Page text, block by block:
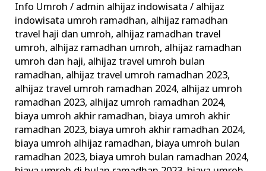
Info Umroh / admin alhijaz indowisata/ alhijaz
indowisata umroh ramadhan, alhijaz ramadhan
travel haji dan umroh, alhijaz ramadhan travel
umroh, alhijaz ramadhan umroh, alhijaz ramadhan
umroh dan haji, alhijaz travel umroh bulan
ramadhan, alhijaz travel umroh ramadhan 2023,
alhijaz travel umroh ramadhan 2024, alhijaz umroh
ramadhan 2023, alhijaz umroh ramadhan 2024,
biaya umroh akhir ramadhan, biaya umroh akhir
ramadhan 2023, biaya umroh akhir ramadhan 2024,
biaya umroh alhijaz ramadhan, biaya umroh bulan
ramadhan 2023, biaya umroh bulan ramadhan 2024,